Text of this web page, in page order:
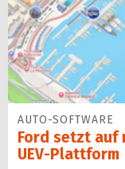
AUTO-SOFTWARE
Ford setzt auf
UEV-Plattform